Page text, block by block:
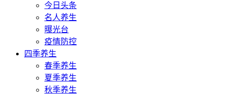
今日头条
名人养生
曝光台
疫情防控
四季养生
春季养生
夏季养生
秋季养生